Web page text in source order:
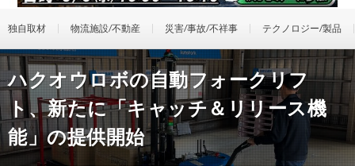
独自取材 物流施設/不動産 災害/事故/不祥事 テクノロジー/製品
ハクオウロボの自動フォークリフ
ト、新たに「キャッチ＆リリース機
能」の提供開始